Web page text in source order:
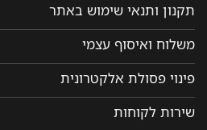
תקנון ותנאי שימוש באתר
משלוח ואיסוף עצמי
פינוי פסולת אלקטרונית
שירות לקוחות